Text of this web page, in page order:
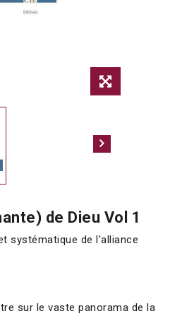
de Dieu Vol 1
systématique de l'alliance
sur le vaste panorama de la